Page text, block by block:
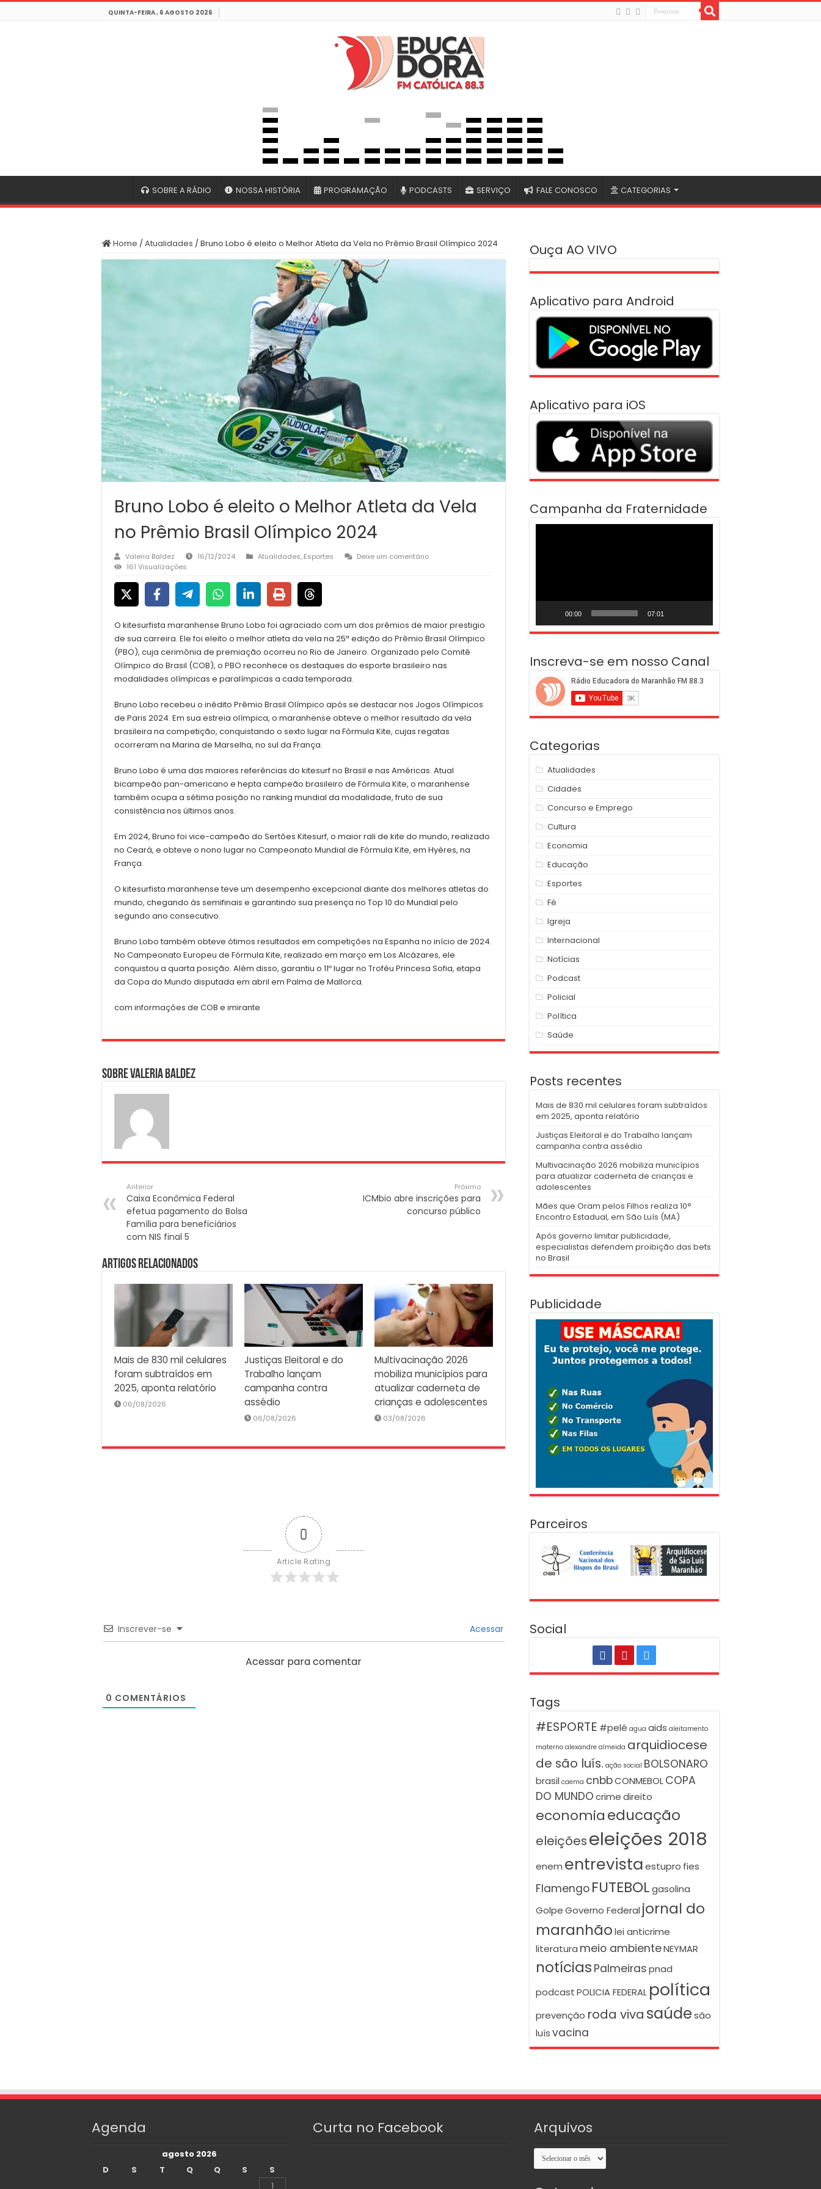
QUINTA-FEIRA , 6 AGOSTO 2026
SOBRE A RÁDIO NOSSA HISTÓRIA PROGRAMAÇÃO PODCASTS SERVIÇO FALE CONOSCO CATEGORIAS
Home /Atualidades /Bruno Lobo é eleito o Melhor Atleta da Vela no Prêmio Brasil Olímpico 2024
Bruno Lobo é eleito o Melhor Atleta da Vela
no Prêmio Brasil Olímpico 2024
Valeria Baldez 16/12/2024 Atualidades, Esportes
Deixe um comentário
161 Visualizações
O kitesurfista maranhense Bruno Lobo foi agraciado com um dos prêmios de maior prestigio
de sua carreira. Ele foi eleito o melhor atleta da vela na 25ª edição do Prêmio Brasil Olímpico
(PBO), cuja cerimônia de premiação ocorreu no Rio de Janeiro. Organizado pelo Comitê
Olímpico do Brasil (COB), o PBO reconhece os destaques do esporte brasileiro nas
modalidades olímpicas e paralímpicas a cada temporada.
Bruno Lobo recebeu o inédito Prêmio Brasil Olímpico após se destacar nos Jogos Olímpicos
de Paris 2024. Em sua estreia olímpica, o maranhense obteve o melhor resultado da vela
brasileira na competição, conquistando o sexto lugar na Fórmula Kite, cujas regatas
ocorreram na Marina de Marselha, no sul da França.
Bruno Lobo é uma das maiores referências do kitesurf no Brasil e nas Américas. Atual
bicampeão pan-americano e hepta campeão brasileiro de Fórmula Kite, o maranhense
também ocupa a sétima posição no ranking mundial da modalidade, fruto de sua
consistência nos últimos anos.
Em 2024, Bruno foi vice-campeão do Sertões Kitesurf, o maior rali de kite do mundo, realizado
no Ceará, e obteve o nono lugar no Campeonato Mundial de Fórmula Kite, em Hyères, na
França.
O kitesurfista maranhense teve um desempenho excepcional diante dos melhores atletas do
mundo, chegando às semifinais e garantindo sua presença no Top 10 do Mundial pelo
segundo ano consecutivo.
Bruno Lobo também obteve ótimos resultados em competições na Espanha no início de 2024.
No Campeonato Europeu de Fórmula Kite, realizado em março em Los Alcázares, ele
conquistou a quarta posição. Além disso, garantiu o 11º lugar no Troféu Princesa Sofia, etapa
da Copa do Mundo disputada em abril em Palma de Mallorca.
com informações de COB e imirante
Sobre Valeria Baldez
Anterior
Caixa Econômica Federal
efetua pagamento do Bolsa
Família para beneficiários
com NIS final 5
Próximo
ICMbio abre inscrições para
concurso público
Artigos Relacionados
Mais de 830 mil celulares
foram subtraídos em
2025, aponta relatório
06/08/2026
Justiças Eleitoral e do
Trabalho lançam
campanha contra
assédio
06/08/2026
Multivacinação 2026
mobiliza municípios para
atualizar caderneta de
crianças e adolescentes
03/08/2026
0
Article Rating
Inscrever-se Acessar
Acessar para comentar
0 COMENTÁRIOS
Ouça AO VIVO
Aplicativo para Android
Aplicativo para iOS
Campanha da Fraternidade
00:00 07:01
Inscreva-se em nosso Canal
Categorias
Atualidades
Cidades
Concurso e Emprego
Cultura
Economia
Educação
Esportes
Fé
Igreja
Internacional
Notícias
Podcast
Policial
Política
Saúde
Posts recentes
Mais de 830 mil celulares foram subtraídos
em 2025, aponta relatório
Justiças Eleitoral e do Trabalho lançam
campanha contra assédio
Multivacinação 2026 mobiliza municípios
para atualizar caderneta de crianças e
adolescentes
Mães que Oram pelos Filhos realiza 10°
Encontro Estadual, em São Luís (MA)
Após governo limitar publicidade,
especialistas defendem proibição das bets
no Brasil
Publicidade
Parceiros
Social
Tags
#ESPORTE #pelé agua aids aleitamento
materno alexandre almeida arquidiocese
de são luís. ação social BOLSONARO
brasil caema cnbbCONMEBOLCOPA
DO MUNDOcrimedireito
economiaeducação
eleiçõeseleições 2018
enem entrevistaestupro fies
Flamengo FUTEBOLgasolina
GolpeGoverno Federal jornal do
maranhãolei anticrime
literatura meio ambienteNEYMAR
notícias Palmeiraspnad
podcastPOLICIA FEDERAL política
prevenção roda viva saúdesão
luísvacina
Agenda
agosto 2026
D
S T Q Q S
S
1
Curta no Facebook Arquivos
Arquivos